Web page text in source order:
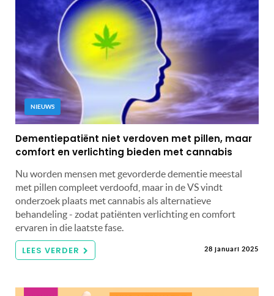
NIEUWS
Dementiepatiënt niet verdoven met pillen, maar
comfort en verlichting bieden met cannabis
Nu worden mensen met gevorderde dementie meestal
met pillen compleet verdoofd, maar in de VS vindt
onderzoek plaats met cannabis als alternatieve
behandeling - zodat patiënten verlichting en comfort
ervaren in die laatste fase.
LEES VERDER 28 januari 2025